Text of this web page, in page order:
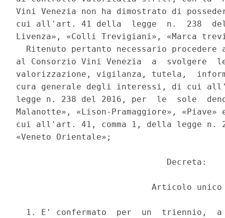
Vini Venezia non ha dimostrato di
cui all'art. 41 della  legge  n.  238
Livenza», «Colli Trevigiani», «Marca
Ritenuto pertanto necessario procedere
al Consorzio Vini Venezia  a  svolgere
valorizzazione, vigilanza, tutela,
cura generale degli interessi, di cui
legge n. 238 del 2016, per  le  sole
Malanotte», «Lison-Pramaggiore»,
cui all'art. 41, comma 1, della legge n.
«Veneto Orientale»;
                              Decreta:
Articolo
1. E' confermato  per  un  triennio,